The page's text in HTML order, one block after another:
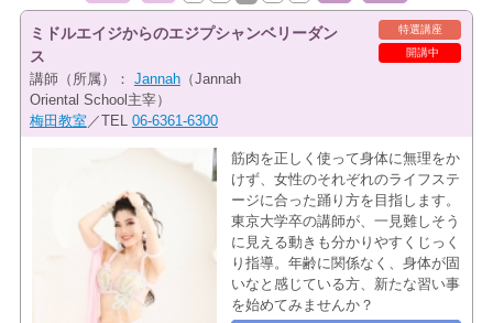
特選講座
開講中
ミドルエイジからのエジプシャンベリーダン
ス
講師（所属）： Jannah（Jannah
Oriental School主宰）
梅田教室 ／TEL 06-6361-6300
筋肉を正しく使って身体に無理をか
けず、女性のそれぞれのライフステ
ージに合った踊り方を目指します。
東京大学卒の講師が、一見難しそう
に見える動きも分かりやすくじっく
り指導。年齢に関係なく、身体が固
いなと感じている方、新たな習い事
を始めてみませんか？